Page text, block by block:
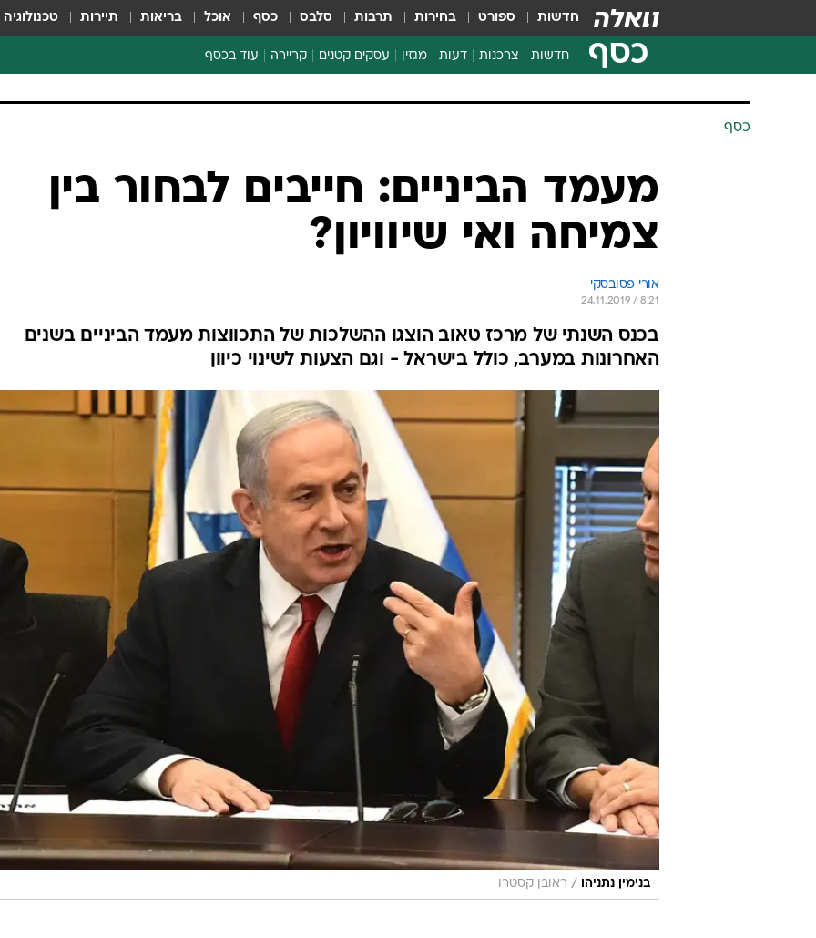
חדשות ספורט בחירות תרבות סלבס כסף אוכל בריאות תיירות טכנולוגיה
כסף חדשות צרכנות
צרכנות פיננסית
דעות מגזין עסקים קטנים קריירה עוד בכסף
ספורט ביזנס
כסף
מעמד הביניים: חייבים לבחור בין
צמיחה ואי שיוויון?
אורי פסובסקי
24.11.2019 / 8:21
בכנס השנתי של מרכז טאוב הוצגו ההשלכות של התכווצות מעמד הביניים בשנים
האחרונות במערב, כולל בישראל - וגם הצעות לשינוי כיוון
בנימין נתניהו / ראובן קסטרו